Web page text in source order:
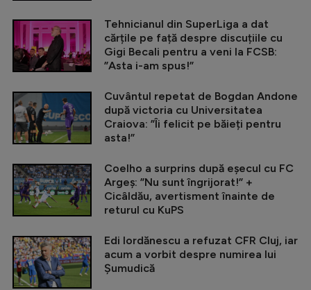
Tehnicianul din SuperLiga a dat
cărțile pe față despre discuțiile cu
Gigi Becali pentru a veni la FCSB:
”Asta i-am spus!”
Cuvântul repetat de Bogdan Andone
după victoria cu Universitatea
Craiova: ”Îi felicit pe băieți pentru
asta!”
Coelho a surprins după eșecul cu FC
Argeș: ”Nu sunt îngrijorat!” +
Cicâldău, avertisment înainte de
returul cu KuPS
Edi Iordănescu a refuzat CFR Cluj, iar
acum a vorbit despre numirea lui
Șumudică